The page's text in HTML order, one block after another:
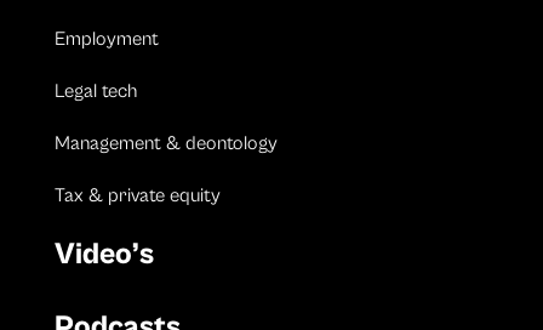
Employment
Legal tech
Management & deontology
Tax & private equity
Video’s